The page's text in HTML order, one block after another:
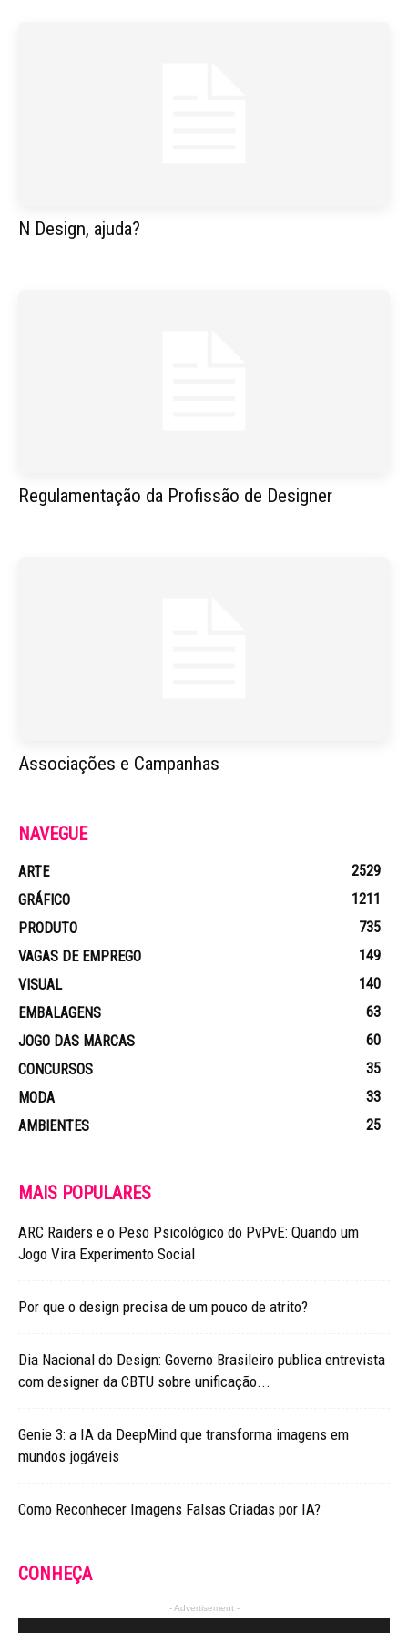
N Design, ajuda?
Regulamentação da Profissão de Designer
Associações e Campanhas
NAVEGUE
ARTE
2529
GRÁFICO
1211
PRODUTO
735
VAGAS DE EMPREGO
149
VISUAL
140
EMBALAGENS
63
JOGO DAS MARCAS
60
CONCURSOS
35
MODA
33
AMBIENTES
25
MAIS POPULARES
ARC Raiders e o Peso Psicológico do PvPvE: Quando um
Jogo Vira Experimento Social
Por que o design precisa de um pouco de atrito?
Dia Nacional do Design: Governo Brasileiro publica entrevista
com designer da CBTU sobre unificação...
Genie 3: a IA da DeepMind que transforma imagens em
mundos jogáveis
Como Reconhecer Imagens Falsas Criadas por IA?
CONHEÇA
- Advertisement -